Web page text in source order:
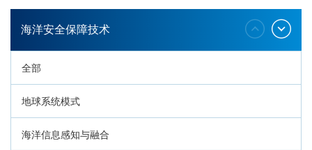
深海生命与生态过程
海洋安全保障技术
全部
地球系统模式
海洋信息感知与融合